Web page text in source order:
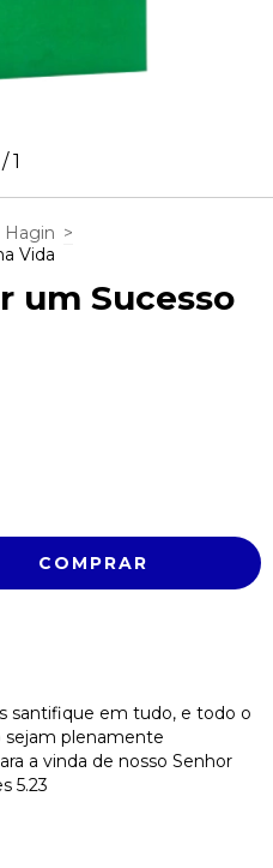
/1
Hagin >
Vida
um Sucesso
santifique em tudo, e todo o
sejam plenamente
a vinda de nosso Senhor
5.23